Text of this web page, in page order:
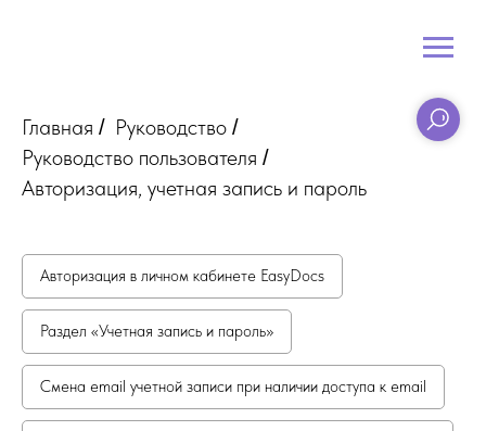
Главная / Руководство /
Руководство пользователя /
Авторизация, учетная запись и пароль
Авторизация в личном кабинете EasyDocs
Раздел «Учетная запись и пароль»
Смена email учетной записи при наличии доступа к email